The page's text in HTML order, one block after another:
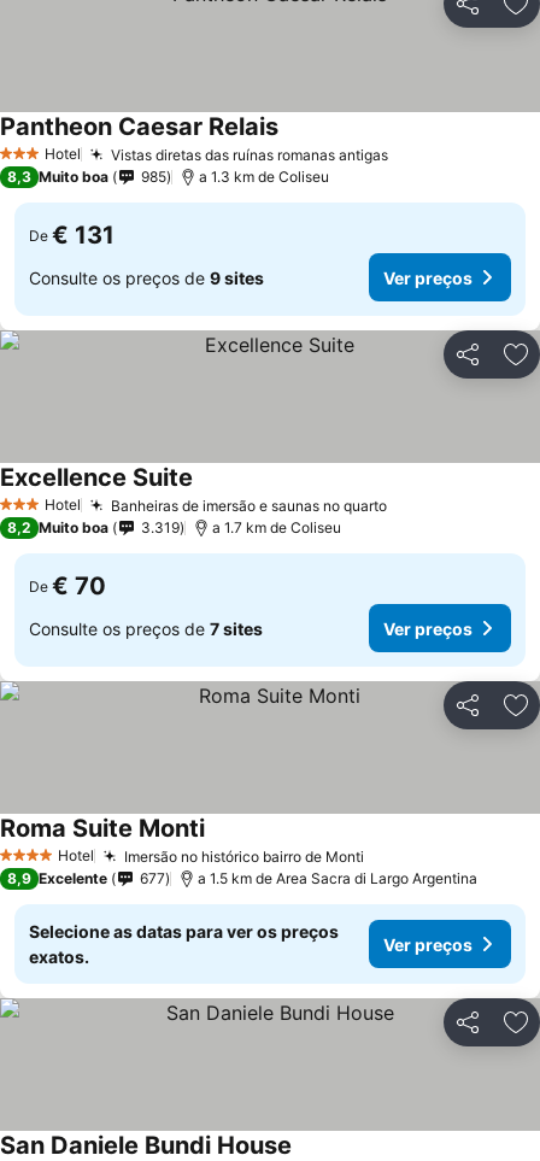
Partilhar
3 EstrelasHotel Vistas diretas das ruínas romanas antigas
Pantheon Caesar Relais
8,3 Muito boa 985 a 1.3 km de Coliseu
De € 131
Consulte os preços de 9 sites Ver preços
Partilhar
3 EstrelasHotel Banheiras de imersão e saunas no quarto
Excellence Suite
8,2 Muito boa 3.319 a 1.7 km de Coliseu
De € 70
Consulte os preços de 7 sites Ver preços
Partilhar
4 EstrelasHotel Imersão no histórico bairro de Monti
Roma Suite Monti
8,9 Excelente 677 a 1.5 km de Area Sacra di Largo Argentina
Selecione as datas para ver os preços
exatos.
Ver preços
Partilhar
San Daniele Bundi House